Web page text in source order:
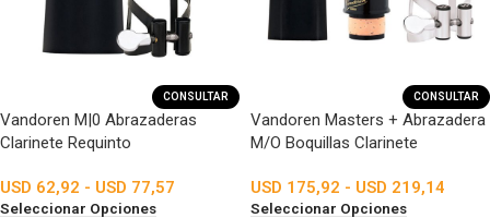
CONSULTAR
Vandoren M|0 Abrazaderas
Clarinete Requinto
USD 62,92 - USD 77,57
Seleccionar Opciones
CONSULTAR
Vandoren Masters + Abrazadera
M/O Boquillas Clarinete
USD 175,92 - USD 219,14
Seleccionar Opciones